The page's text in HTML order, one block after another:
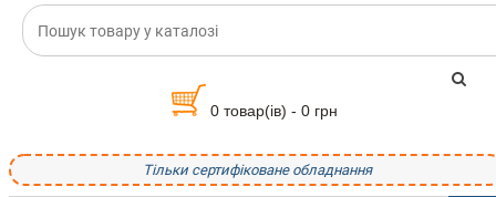
0 товар(ів) - 0 грн
Тільки сертифіковане обладнання